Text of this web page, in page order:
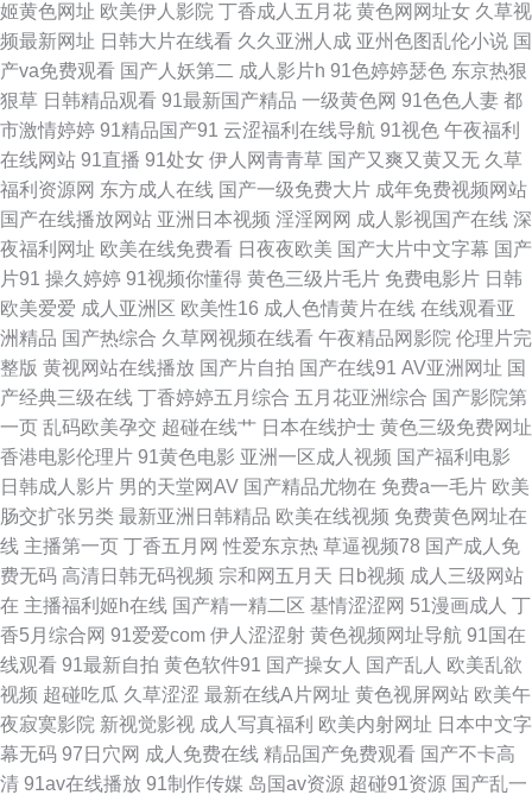
音影 成人豆花社区在线 avtt最新资源网 国产福利地址 97涩综合 国产黄网一
区二区 成人日B福利视频 欧美专区综合 天堂网最新网址 超碰成人97啪啪 AV
久久官网 bt天堂迅雷下载 国产日韩熟女久久网站 玖玖玖成人映画 日本伊人
久 av四虎 亚洲AV性爱网 国产欧美激情 五月天性爱网址 九九精品无码 欧美
大肥妇 69av视频播放 国产日本欧美在线 九玖热精品9999 97资源婷 免费豆
花av网站 亚洲韩国色色 97视频人人干 人妻久久精品国产 亚洲成人电影院
91恋足自慰 老司机AV福利网 欧美一级二级在线播放 电影在线观看高清 日韩
色在线字幕免费 午夜福利姬 欧美一二三区无码视频在钱看 日韩欧美另类国
产中文 国产噜啊噜 在线永久观看免费的电视剧 福利伊人网av 久草成人色播
波多野吉依性爱 黄污影片在线观看 在线看污网站视频 成人欧美 国产精品孕
妇一区 伪娘白丝内射 九1网页观看 日韩欧美不卡在线色色 成人福利AV导航
欧美韩曰视频第一久 婷婷精品一区二区 磁力链接大全 欧日韩大片 TS赵恩静
91网交配 国产福利三 日本A√视频 草草乳力影院 国产精品播放 18香蕉 91网
姬黄色网址 欧美伊人影院 丁香成人五月花 黄色网网址女 久草视
频最新网址 日韩大片在线看 久久亚洲人成 亚州色图乱伦小说 国
产va免费观看 国产人妖第二 成人影片h 91色婷婷瑟色 东京热狠
狠草 日韩精品观看 91最新国产精品 一级黄色网 91色色人妻 都
市激情婷婷 91精品国产91 云涩福利在线导航 91视色 午夜福利
在线网站 91直播 91处女 伊人网青青草 国产又爽又黄又无 久草
福利资源网 东方成人在线 国产一级免费大片 成年免费视频网站
国产在线播放网站 亚洲日本视频 淫淫网网 成人影视国产在线 深
夜福利网址 欧美在线免费看 日夜夜欧美 国产大片中文字幕 国产
片91 操久婷婷 91视频你懂得 黄色三级片毛片 免费电影片 日韩
欧美爱爱 成人亚洲区 欧美性16 成人色情黄片在线 在线观看亚
洲精品 国产热综合 久草网视频在线看 午夜精品网影院 伦理片完
整版 黄视网站在线播放 国产片自拍 国产在线91 AV亚洲网址 国
产经典三级在线 丁香婷婷五月综合 五月花亚洲综合 国产影院第
一页 乱码欧美孕交 超碰在线艹 日本在线护士 黄色三级免费网址
香港电影伦理片 91黄色电影 亚洲一区成人视频 国产福利电影
日韩成人影片 男的天堂网AV 国产精品尤物在 免费a一毛片 欧美
肠交扩张另类 最新亚洲日韩精品 欧美在线视频 免费黄色网址在
线 主播第一页 丁香五月网 性爱东京热 草逼视频78 国产成人免
费无码 高清日韩无码视频 宗和网五月天 日b视频 成人三级网站
在 主播福利姬h在线 国产精一精二区 基情涩涩网 51漫画成人 丁
香5月综合网 91爱爱com 伊人涩涩射 黄色视频网址导航 91国在
线观看 91最新自拍 黄色软件91 国产操女人 国产乱人 欧美乱欲
视频 超碰吃瓜 久草涩涩 最新在线A片网址 黄色视屏网站 欧美午
夜寂寞影院 新视觉影视 成人写真福利 欧美内射网址 日本中文字
幕无码 97日穴网 成人免费在线 精品国产免费观看 国产不卡高
清 91av在线播放 91制作传媒 岛国av资源 超碰91资源 国产乱一